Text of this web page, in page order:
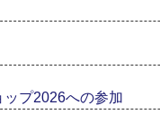
ップ2026への参加